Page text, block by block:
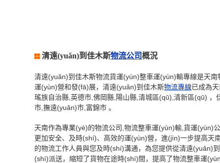
清遠(yuǎn)到佳木斯物流公司概況
清遠(yuǎn)到佳木斯物流貨運(yùn)整車運(yùn)輸專線是天
運(yùn)營和發(fā)展，清遠(yuǎn)到佳木斯物流專線已成為
瑤族自治縣,英德市,佛岡縣,陽山縣,清城區(qū),清新區(qū)
市,撫遠(yuǎn)市,富錦市 。
天南作為專業(yè)的物流公司,物流整車運(yùn)輸,貨運(yùn)
更加安全、及時(shí)、高效的運(yùn)營，進(jìn)一步提高
的物流工作人員與您及時(shí)溝通，為您提供從清遠(yuǎn)
(shí)派送，縮短了貨物在途時(shí)間，提高了物流整車運